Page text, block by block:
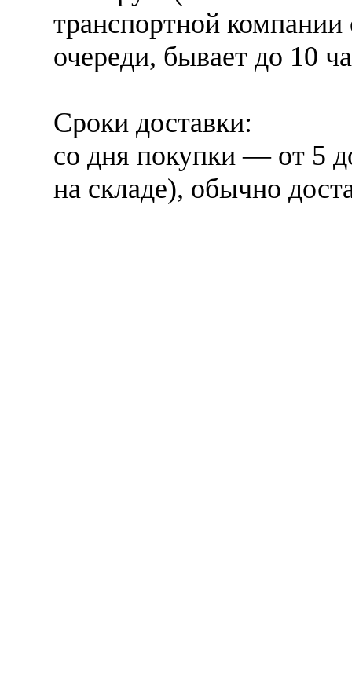
транспортной
очереди, бывает до 10
Сроки доставки:
со дня покупки — от 5
на складе), обычно